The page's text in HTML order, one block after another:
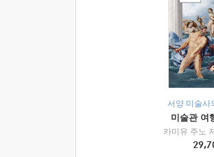
서양 미술사
미술관 여
카미유 주노